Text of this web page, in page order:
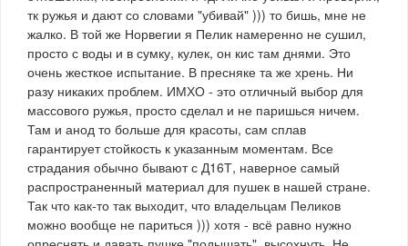
тк ружья и дают со словами "убивай" ))) то бишь, мне не
жалко. В той же Норвегии я Пелик намеренно не сушил,
просто с воды и в сумку, кулек, он кис там днями. Это
очень жесткое испытание. В пресняке та же хрень. Ни
разу никаких проблем. ИМХО - это отличный выбор для
массового ружья, просто сделал и не паришься ничем.
Там и анод то больше для красоты, сам сплав
гарантирует стойкость к указанным моментам. Все
страдания обычно бывают с Д16Т, наверное самый
распространенный материал для пушек в нашей стране.
Так что как-то так выходит, что владельцам Пеликов
можно вообще не париться ))) хотя - всё равно нужно